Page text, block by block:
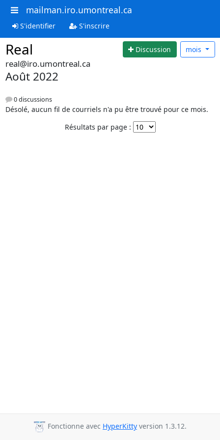
mailman.iro.umontreal.ca
S'identifier S'inscrire
Real Discussion mois
real@iro.umontreal.ca
Août 2022
0 discussions
Désolé, aucun fil de courriels n'a pu être trouvé pour ce mois.
Résultats par page :
Fonctionne avec HyperKitty version 1.3.12.